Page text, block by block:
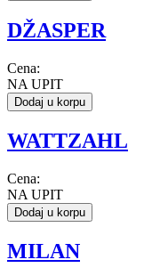
DŽASPER
Cena:
NA UPIT
Dodaj u korpu
WATTZAHL
Cena:
NA UPIT
Dodaj u korpu
MILAN